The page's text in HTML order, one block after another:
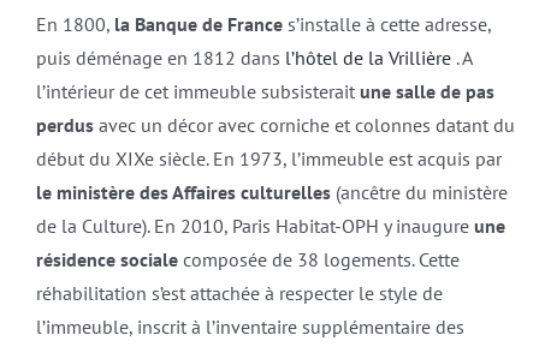
En 1800, la Banque de Frances’installe à cette adresse,
puis déménage en 1812 dans l’hôtel de la Vrillière. A
l’intérieur de cet immeuble subsisterait une salle de pas
perdusavec un décor avec corniche et colonnes datant du
début du XIXe siècle. En 1973, l’immeuble est acquis par
le ministère des Affaires culturelles(ancêtre du ministère
de la Culture). En 2010, Paris Habitat-OPH y inaugure une
résidence sociale composée de 38 logements. Cette
réhabilitation s’est attachée à respecter le style de
l’immeuble, inscrit à l’inventaire supplémentaire des